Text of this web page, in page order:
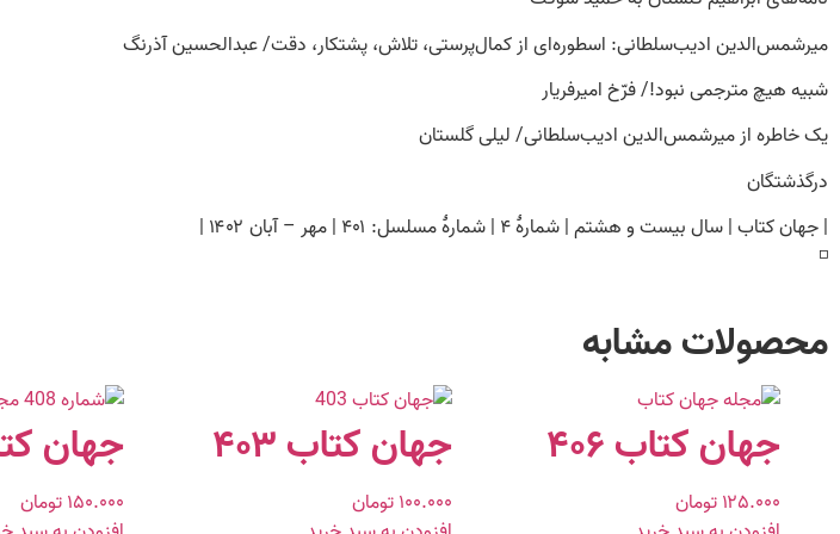
میرشمس‌الدین ادیب‌سلطانی: اسطوره‌ای از کمال‌پرستی، تلاش، پشتکار، دقت/ عبدالحسین آذرنگ
شبیه هیچ مترجمی نبود!/ فرّخ امیرفریار
یک خاطره از میرشمس‌الدین ادیب‌سلطانی/ لیلی گلستان
درگذشتگان
| جهان کتاب | سال بیست و هشتم | شمارۀ ۴ | شمارۀ مسلسل: ۴۰۱ | مهر – آبان ۱۴۰۲ |
◽️
محصولات مشابه
جهان کتاب ۴۰۶
۱۲۵.۰۰۰ تومان
جهان کتاب ۴۰۳
۱۰۰.۰۰۰ تومان
جهان
۱۵۰.۰۰۰ تومان